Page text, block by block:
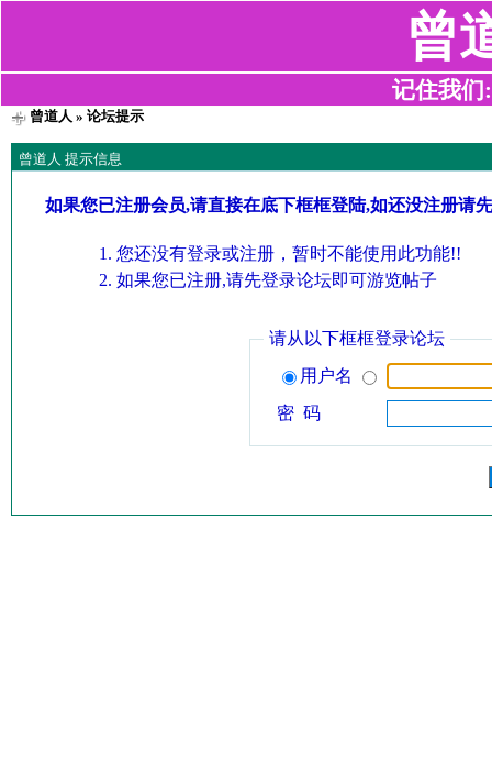
曾
记住我们
曾道人 » 论坛提示
曾道人 提示信息
如果您已注册会员,请直接在底下框框登陆,如还没注册请
您还没有登录或注册，暂时不能使用此功能!!
如果您已注册,请先登录论坛即可游览帖子
请从以下框框登录论坛
用户名
密 码